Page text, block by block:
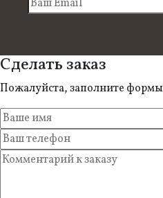
Сделать заказ
Пожалуйста, заполните формы